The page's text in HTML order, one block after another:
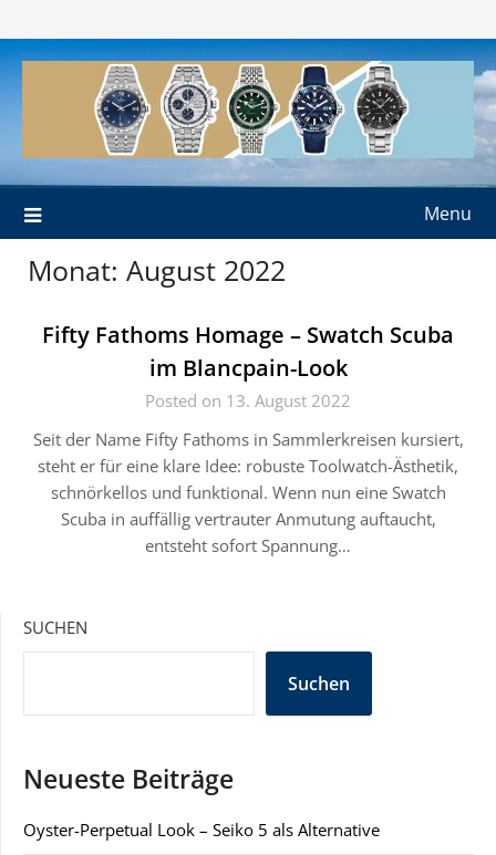
to
content
Menu
Monat: August 2022
Fifty Fathoms Homage – Swatch Scuba
im Blancpain-Look
Posted on 13. August 2022
Seit der Name Fifty Fathoms in Sammlerkreisen kursiert,
steht er für eine klare Idee: robuste Toolwatch-Ästhetik,
schnörkellos und funktional. Wenn nun eine Swatch
Scuba in auffällig vertrauter Anmutung auftaucht,
entsteht sofort Spannung…
SUCHEN
Suchen
Neueste Beiträge
Oyster-Perpetual Look – Seiko 5 als Alternative